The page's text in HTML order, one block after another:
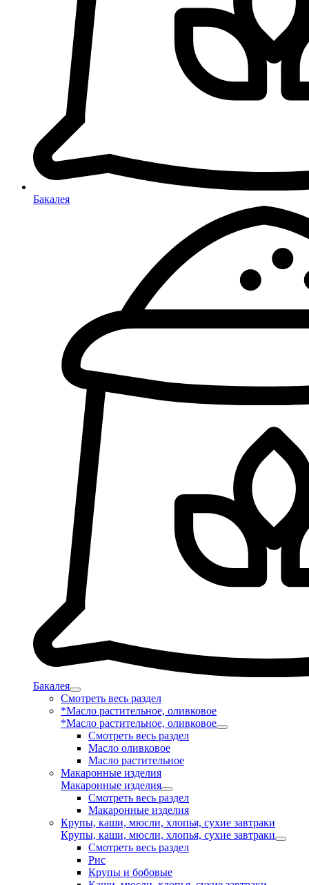
Бакалея
Бакалея
Смотреть весь раздел
*Масло растительное, оливковое
*Масло растительное, оливковое
Смотреть весь раздел
Масло оливковое
Масло растительное
Макаронные изделия
Макаронные изделия
Смотреть весь раздел
Макаронные изделия
Крупы, каши, мюсли, хлопья, сухие завтраки
Крупы, каши, мюсли, хлопья, сухие завтраки
Смотреть весь раздел
Рис
Крупы и бобовые